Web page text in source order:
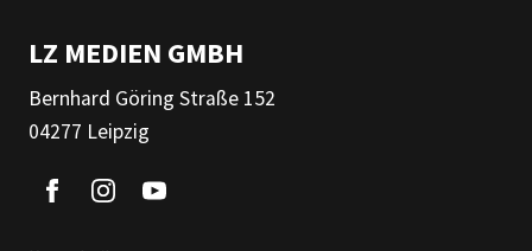
LZ MEDIEN GMBH
Bernhard Göring Straße 152
04277 Leipzig